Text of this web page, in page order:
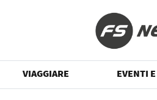
VIAGGIARE EVENTI